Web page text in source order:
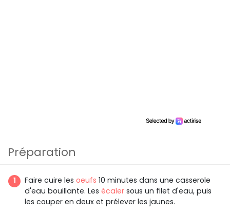
Préparation
Faire cuire les oeufs 10 minutes dans une casserole
d'eau bouillante. Les écaler sous un filet d'eau, puis
les couper en deux et prélever les jaunes.